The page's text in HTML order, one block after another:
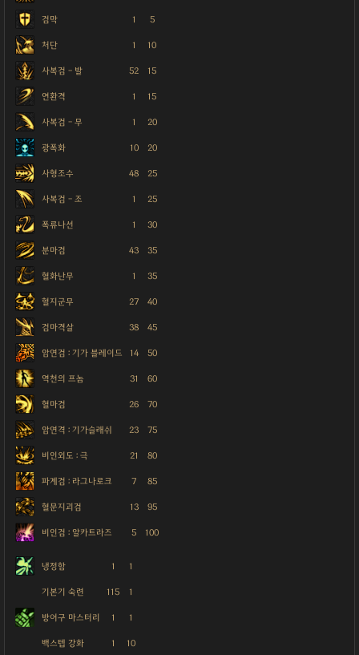
검막 1 5
처단 1 10
사복검 - 발 52 15
연환격 1 15
사복검 - 무 1 20
광폭화 10 20
사형조수 48 25
사복검 - 조 1 25
폭류나선 1 30
분마검 43 35
혈화난무 1 35
혈지군무 27 40
검마격살 38 45
암연검 : 기가 블레이드 14 50
역천의 프놈 31 60
혈마검 26 70
암연격 : 기가슬래쉬 23 75
비인외도 : 극 21 80
파계검 : 라그나로크 7 85
혈문지괴검 13 95
비인검 : 알카트라즈 5 100
냉정함 1 1
기본기 숙련 115 1
방어구 마스터리 1 1
백스텝 강화 1 10